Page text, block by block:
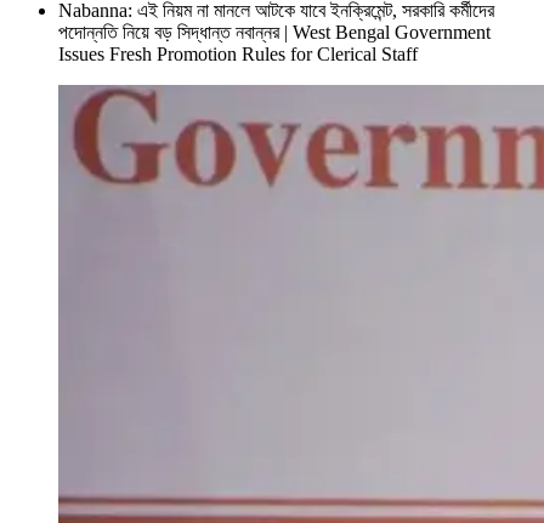
Nabanna: এই নিয়ম না মানলে আটকে যাবে ইনক্রিমেন্ট, সরকারি কর্মীদের
পদোন্নতি নিয়ে বড় সিদ্ধান্ত নবান্নর | West Bengal Government
Issues Fresh Promotion Rules for Clerical Staff